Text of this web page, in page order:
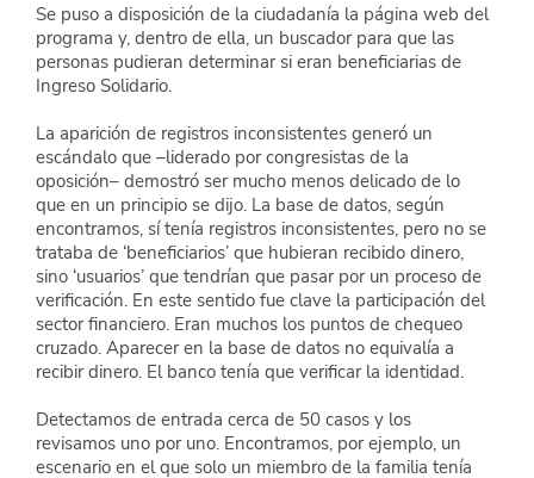
Se puso a disposición de la ciudadanía la página web del
programa y, dentro de ella, un buscador para que las
personas pudieran determinar si eran beneficiarias de
Ingreso Solidario.
La aparición de registros inconsistentes generó un
escándalo que –liderado por congresistas de la
oposición– demostró ser mucho menos delicado de lo
que en un principio se dijo. La base de datos, según
encontramos, sí tenía registros inconsistentes, pero no se
trataba de ‘beneficiarios’ que hubieran recibido dinero,
sino ‘usuarios’ que tendrían que pasar por un proceso de
verificación. En este sentido fue clave la participación del
sector financiero. Eran muchos los puntos de chequeo
cruzado. Aparecer en la base de datos no equivalía a
recibir dinero. El banco tenía que verificar la identidad.
Detectamos de entrada cerca de 50 casos y los
revisamos uno por uno. Encontramos, por ejemplo, un
escenario en el que solo un miembro de la familia tenía